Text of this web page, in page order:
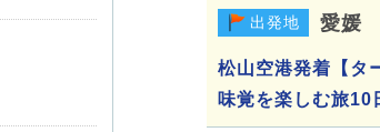
出発地 愛媛
松山空港発着【タ
味覚を楽しむ旅10